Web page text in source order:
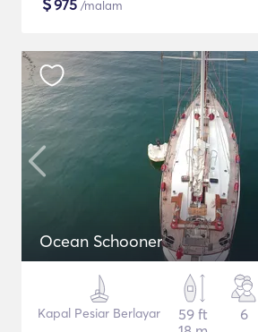
975 /malam
Ocean Schooner
Kapal Pesiar Berlayar
59 ft
6